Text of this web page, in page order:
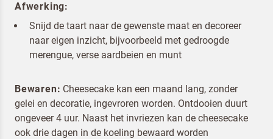
Afwerking:
Snijd de taart naar de gewenste maat en decoreer
naar eigen inzicht, bijvoorbeeld met gedroogde
merengue, verse aardbeien en munt
Bewaren: Cheesecake kan een maand lang, zonder
gelei en decoratie, ingevroren worden. Ontdooien duurt
ongeveer 4 uur. Naast het invriezen kan de cheesecake
ook drie dagen in de koeling bewaard worden